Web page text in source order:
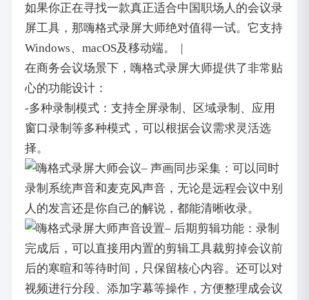
如果你正在寻找一款真正适合中国职场人的会议录
屏工具，那嗨格式录屏大师绝对值得一试。它支持
Windows、macOS及移动端。 |
在商务会议场景下，嗨格式录屏大师提供了非常贴
心的功能设计：
-多种录制模式：支持全屏录制、区域录制、应用
窗口录制等多种模式，可以根据会议需求灵活选
择。
– 声画同步采集：可以同时
录制系统声音和麦克风声音，无论是远程会议中别
人的发言还是你自己的解说，都能清晰收录。
– 后期剪辑功能：录制
完成后，可以直接用内置的剪辑工具裁剪掉会议前
后的寒暄和等待时间，只保留核心内容。还可以对
视频进行分段、添加字幕等操作，方便整理成会议